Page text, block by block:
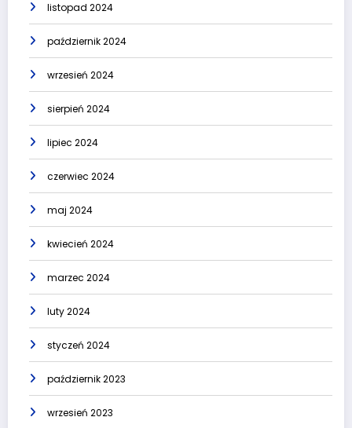
listopad 2024
październik 2024
wrzesień 2024
sierpień 2024
lipiec 2024
czerwiec 2024
maj 2024
kwiecień 2024
marzec 2024
luty 2024
styczeń 2024
październik 2023
wrzesień 2023